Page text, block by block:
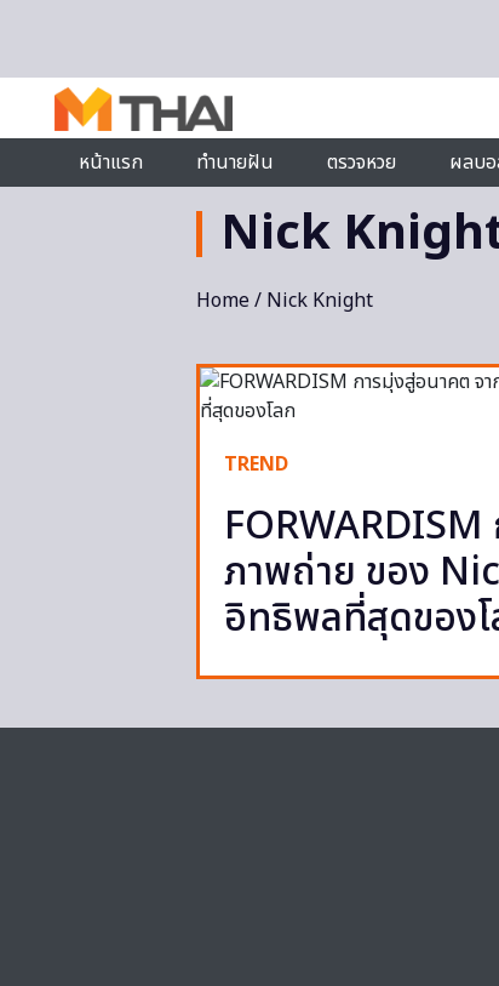
หน้าแรก
ทำนายฝัน ตรวจหวย ผลบ
Nick
Home/ Nick Knight
TREND
ภาพถ่าย ของ
อิทธิพลที่สุดของ